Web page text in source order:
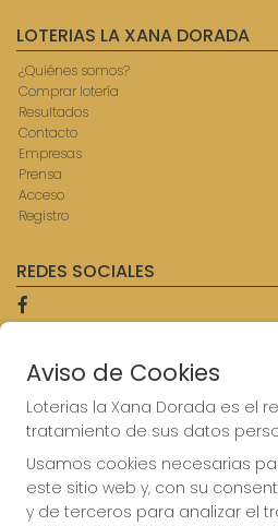
LOTERIAS LA XANA DORADA
¿Quiénes somos?
Comprar lotería
Resultados
Contacto
Empresas
Prensa
Acceso
Registro
REDES SOCIALES
CONTACTO
ADMINISTRACION DE LOTERIAS: 9-
OFICIAL: 57750
985567207
Clica aquí para contactar por
614069067
info@laxanadorada.com
Aviso de Cookies
Loterias la Xana Dorada es el
tratamiento de sus datos
Usamos cookies necesarias
este sitio web y, con su
y de terceros para analizar el